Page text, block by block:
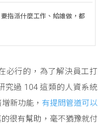
指派什麼工作、給誰做，都
必行的，為了解決員工打
究過 104 這類的人資系統
新功能， 有提問管道可以
的很有幫助，毫不猶豫就付